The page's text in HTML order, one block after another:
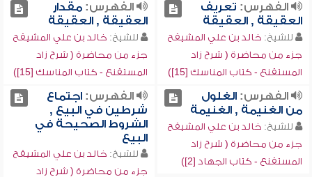
الفهرس: تعريف
العقيقة , العقيقة
للشيخ: خالد بن علي المشيقح
جزء من محاضرة ( شرح زاد
المستقنع - كتاب المناسك [15])
الفهرس:مقدار
العقيقة , العقيقة
للشيخ: خالد بن علي المشيقح
جزء من محاضرة ( شرح زاد
المستقنع - كتاب المناسك [15])
الفهرس:الغلول
من الغنيمة , الغنيمة
للشيخ: خالد بن علي المشيقح
جزء من محاضرة ( شرح زاد
المستقنع - كتاب الجهاد [2])
الفهرس:اجتماع
شرطين في البيع ,
الشروط الصحيحة في
البيع
للشيخ: خالد بن علي المشيقح
جزء من محاضرة ( شرح زاد